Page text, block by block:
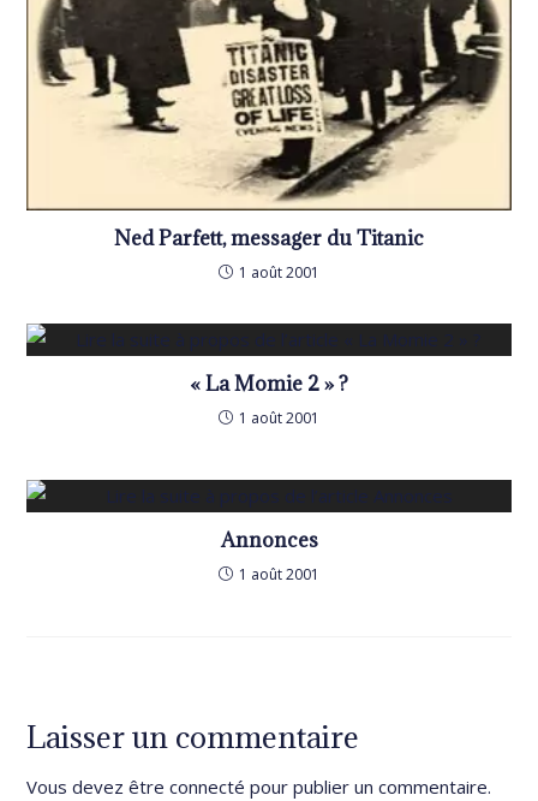
Ned Parfett, messager du Titanic
1 août 2001
« La Momie 2 » ?
1 août 2001
Annonces
1 août 2001
Laisser un commentaire
Vous devez êtreconnecté pour publier un commentaire.